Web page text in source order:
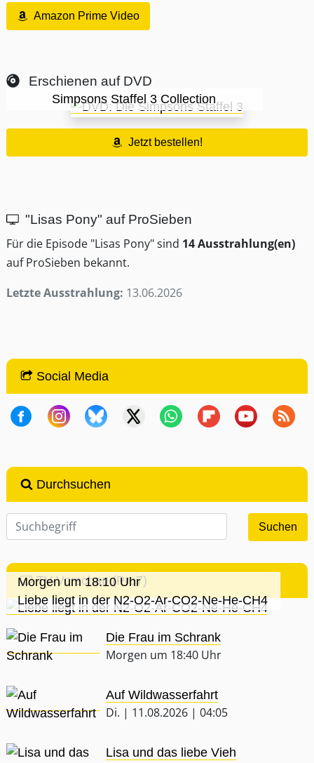
Amazon Prime Video
Erschienen auf DVD
Simpsons Staffel 3 Collection
Jetzt bestellen!
"Lisas Pony" auf ProSieben
Für die Episode "Lisas Pony" sind 14 Ausstrahlung(en)
auf ProSieben bekannt.
Letzte Ausstrahlung: 13.06.2026
Social Media
Durchsuchen
TV-Vorschau (Pro7)
Morgen um 18:10 Uhr
Liebe liegt in der N2-O2-Ar-CO2-Ne-He-CH4
Die Frau im Schrank
Morgen um 18:40 Uhr
Auf Wildwasserfahrt
Di. | 11.08.2026 | 04:05
Lisa und das liebe Vieh